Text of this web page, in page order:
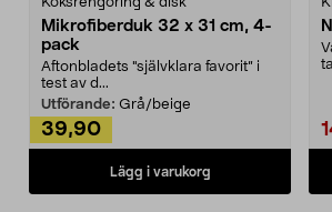
Mikrofiberduk 32 x 31 cm, 4-
pack
Aftonbladets "självklara favorit” i
test av d...
Utförande: Grå/beige
39,90
Lägg i varukorg